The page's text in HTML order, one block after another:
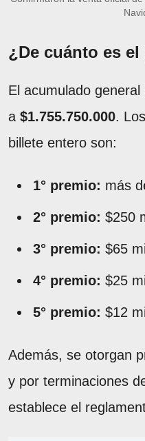
¿De cuánto es
El acumulado
a $1.755.750.000.
billete entero son:
1° premio: más
2° premio: $250
3° premio: $65
4° premio: $25
5° premio: $12
Además, se otorgan
y por terminaciones
establece el